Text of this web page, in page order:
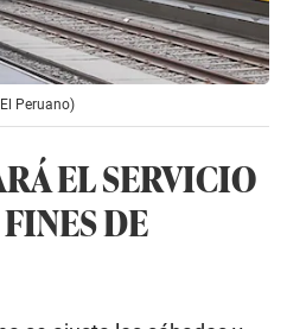
Peruano)
EL SERVICIO
DE